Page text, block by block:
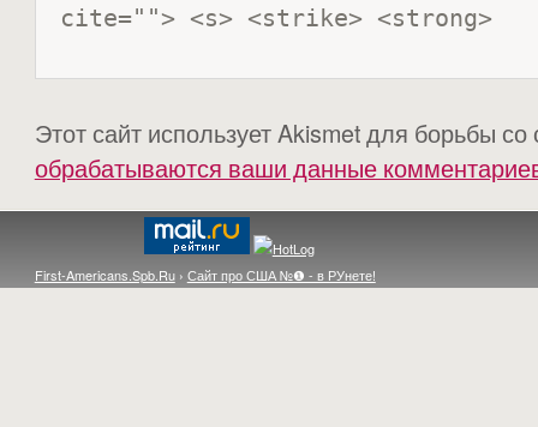
cite=""> <s> <strike> <strong>
Этот сайт использует Akismet для борьбы
обрабатываются ваши данные
First-Americans.Spb.Ru› Сайт про США №❶ - в РУнете!